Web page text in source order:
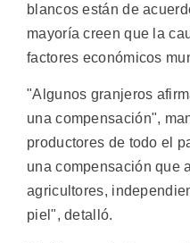
blancos están de
mayoría creen que la
factores económicos
"Algunos granjeros
una compensación",
productores de todo el
una compensación que
agricultores,
piel", detalló.